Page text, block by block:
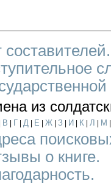
составителей.
из
В Г Д Е Ж З И К Л М
о книге.